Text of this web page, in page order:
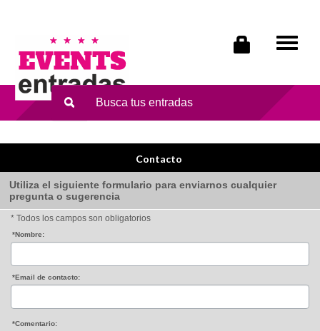
Contacto
Utiliza el siguiente formulario para enviarnos cualquier
pregunta o sugerencia
* Todos los campos son obligatorios
*Nombre:
*Email de contacto:
*Comentario: